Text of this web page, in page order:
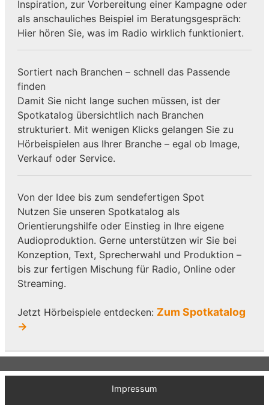
Inspiration, zur Vorbereitung einer Kampagne oder
als anschauliches Beispiel im Beratungsgespräch:
Hier hören Sie, was im Radio wirklich funktioniert.
Sortiert nach Branchen – schnell das Passende
finden
Damit Sie nicht lange suchen müssen, ist der
Spotkatalog übersichtlich nach Branchen
strukturiert. Mit wenigen Klicks gelangen Sie zu
Hörbeispielen aus Ihrer Branche – egal ob Image,
Verkauf oder Service.
Von der Idee bis zum sendefertigen Spot
Nutzen Sie unseren Spotkatalog als
Orientierungshilfe oder Einstieg in Ihre eigene
Audioproduktion. Gerne unterstützen wir Sie bei
Konzeption, Text, Sprecherwahl und Produktion –
bis zur fertigen Mischung für Radio, Online oder
Streaming.
Jetzt Hörbeispiele entdecken: Zum Spotkatalog
→
Impressum